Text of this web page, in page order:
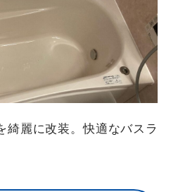
綺麗に改装。快適なバスラ